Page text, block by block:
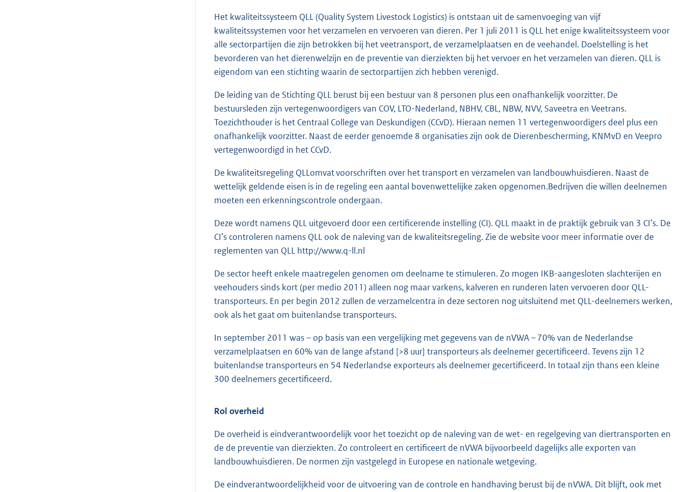
Het kwaliteitssysteem QLL (Quality System Livestock Logistics) is ontstaan uit de samenvoeging van vijf
kwaliteitssystemen voor het verzamelen en vervoeren van dieren. Per 1 juli 2011 is QLL het enige kwaliteitssysteem voor
alle sectorpartijen die zijn betrokken bij het veetransport, de verzamelplaatsen en de veehandel. Doelstelling is het
bevorderen van het dierenwelzijn en de preventie van dierziekten bij het vervoer en het verzamelen van dieren. QLL is
eigendom van een stichting waarin de sectorpartijen zich hebben verenigd.
De leiding van de Stichting QLL berust bij een bestuur van 8 personen plus een onafhankelijk voorzitter. De
bestuursleden zijn vertegenwoordigers van COV, LTO-Nederland, NBHV, CBL, NBW, NVV, Saveetra en Veetrans.
Toezichthouder is het Centraal College van Deskundigen (CCvD). Hieraan nemen 11 vertegenwoordigers deel plus een
onafhankelijk voorzitter. Naast de eerder genoemde 8 organisaties zijn ook de Dierenbescherming, KNMvD en Veepro
vertegenwoordigd in het CCvD.
De kwaliteitsregeling QLLomvat voorschriften over het transport en verzamelen van landbouwhuisdieren. Naast de
wettelijk geldende eisen is in de regeling een aantal bovenwettelijke zaken opgenomen.Bedrijven die willen deelnemen
moeten een erkenningscontrole ondergaan.
Deze wordt namens QLL uitgevoerd door een certificerende instelling (CI). QLL maakt in de praktijk gebruik van 3 CI’s. De
CI’s controleren namens QLL ook de naleving van de kwaliteitsregeling. Zie de website voor meer informatie over de
reglementen van QLL http://www.q-ll.nl
De sector heeft enkele maatregelen genomen om deelname te stimuleren. Zo mogen IKB-aangesloten slachterijen en
veehouders sinds kort (per medio 2011) alleen nog maar varkens, kalveren en runderen laten vervoeren door QLL-
transporteurs. En per begin 2012 zullen de verzamelcentra in deze sectoren nog uitsluitend met QLL-deelnemers werken,
ook als het gaat om buitenlandse transporteurs.
In september 2011 was – op basis van een vergelijking met gegevens van de nVWA – 70% van de Nederlandse
verzamelplaatsen en 60% van de lange afstand [>8 uur] transporteurs als deelnemer gecertificeerd. Tevens zijn 12
buitenlandse transporteurs en 54 Nederlandse exporteurs als deelnemer gecertificeerd. In totaal zijn thans een kleine
300 deelnemers gecertificeerd.
Rol overheid
De overheid is eindverantwoordelijk voor het toezicht op de naleving van de wet- en regelgeving van diertransporten en
de de preventie van dierziekten. Zo controleert en certificeert de nVWA bijvoorbeeld dagelijks alle exporten van
landbouwhuisdieren. De normen zijn vastgelegd in Europese en nationale wetgeving.
De eindverantwoordelijkheid voor de uitvoering van de controle en handhaving berust bij de nVWA. Dit blijft, ook met